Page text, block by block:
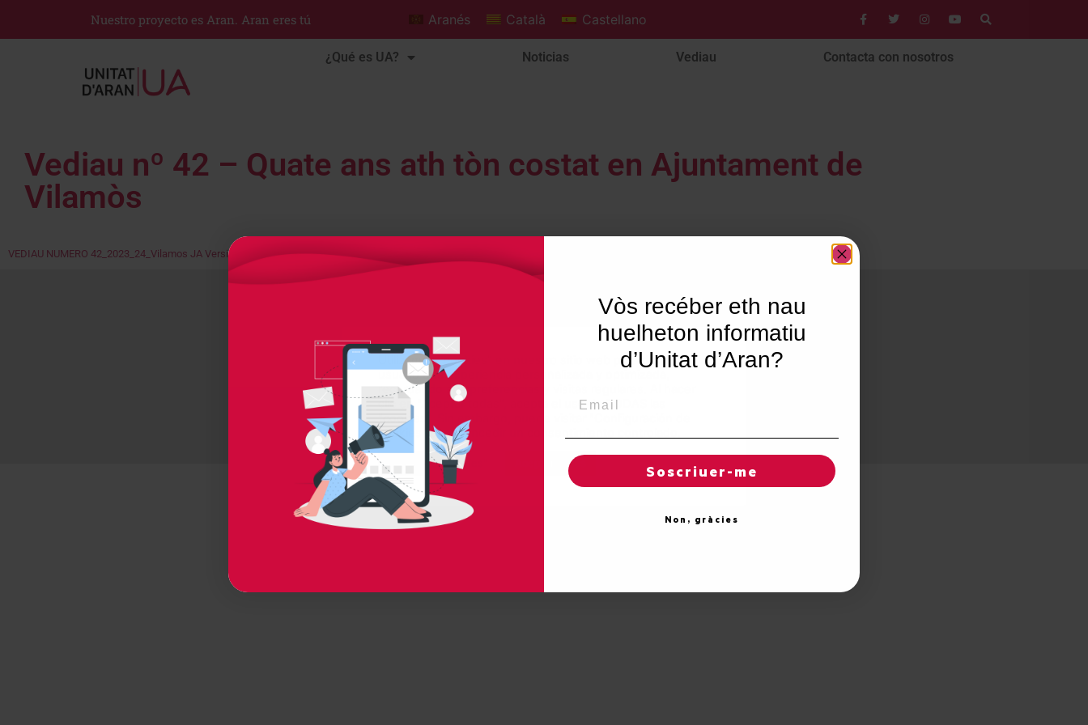
Nuestro proyecto es Aran. Aran eres tú Aranés Català Castellano
¿Qué es UA? Noticias Vediau Contacta con nosotros
Vediau nº 42 – Quate ans ath tòn costat en Ajuntament de
Vilamòs
VEDIAU NUMERO 42_2023_24_Vilamos JA Version 2 Download
© 2026 Unitat d'Aran. Todos los derechos reservados.
POLÍTICA DE PROTECCIÓN DE DATOS
Utilizamos "cookies" en nuestro sitio web para dar al
usuario una experiencia personalizada y optimizada,
recordando sus preferencias y visitas regulares. Al hacer
clic en "Aceptar todas", acepta el uso de TODAS las
"cookies". Sin embargo, puede visitar "Configuración de
cookies" para concedir un consentimiento controlado.
Reglas de "cookies" Aceptar todas
Vòs recéber eth nau
huelheton informatiu
d’Unitat d’Aran?
Soscriuer-me
Non, gràcies